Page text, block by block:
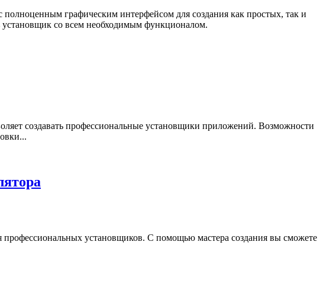
полноценным графическим интерфейсом для создания как простых, так и
со всем необходимым функционалом.
создавать профессиональные установщики приложений. Возможности
профессиональных установщиков. С помощью мастера создания вы сможете